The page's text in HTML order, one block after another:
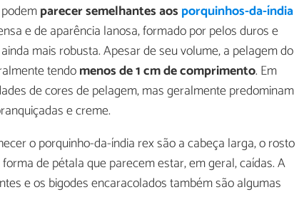
parecer semelhantes aos porquinhos-da-índia
e de aparência lanosa, formado por pelos duros e
mais robusta. Apesar de seu volume, a pelagem do
tendomenos de 1 cm de comprimento. Em
de cores de pelagem, mas geralmente predominam
e creme.
o porquinho-da-índia rex são a cabeça larga, o rosto
de pétala que parecem estar, em geral, caídas. A
e os bigodes encaracolados também são algumas